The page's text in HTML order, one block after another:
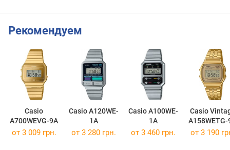
Рекомендуем
Casio
A700WEVG-9A
Casio A120WE-
1A
Casio A100WE-
1A
Casio
A158WETG-
от 3 009 грн. от 3 280 грн. от 3 460 грн. от 3 190